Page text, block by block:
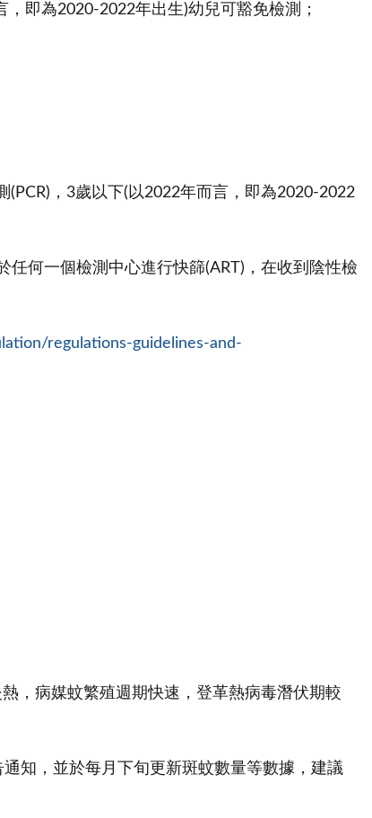
即為2020-2022年出生)幼兒可豁免檢測；
，3歲以下(以2022年而言，即為2020-2022
何一個檢測中心進行快篩(ART)，在收到陰性檢
regulations-guidelines-and-
，病媒蚊繁殖週期快速，登革熱病毒潛伏期較
知，並於每月下旬更新斑蚊數量等數據，建議